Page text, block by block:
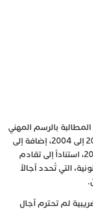
بالرسم المهني
والضريبة على الدخل عن سنوات 2000 إلى 2004، إضافة إلى
الرسم المهني من سنة 2005 إلى 2020، استناداً إلى تقادم
التي تُحدد آجالاً
لم تحترم آجال